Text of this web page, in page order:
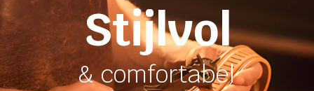
Stijlvol
& comfortabel